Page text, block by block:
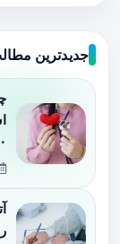
جدیدترین
۱۰